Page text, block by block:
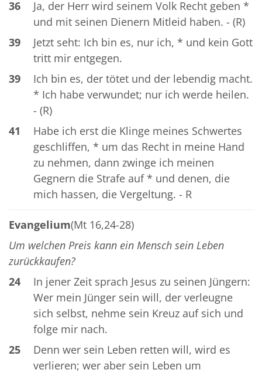
36
Ja, der Herr wird seinem Volk Recht geben *
und mit seinen Dienern Mitleid haben. - (R)
39
Jetzt seht: Ich bin es, nur ich, * und kein Gott
tritt mir entgegen.
39
Ich bin es, der tötet und der lebendig macht.
* Ich habe verwundet; nur ich werde heilen.
- (R)
41
Habe ich erst die Klinge meines Schwertes
geschliffen, * um das Recht in meine Hand
zu nehmen, dann zwinge ich meinen
Gegnern die Strafe auf * und denen, die
mich hassen, die Vergeltung. - R
Evangelium(Mt 16,24-28)
Um welchen Preis kann ein Mensch sein Leben
zurückkaufen?
24
In jener Zeit sprach Jesus zu seinen Jüngern:
Wer mein Jünger sein will, der verleugne
sich selbst, nehme sein Kreuz auf sich und
folge mir nach.
25
Denn wer sein Leben retten will, wird es
verlieren; wer aber sein Leben um